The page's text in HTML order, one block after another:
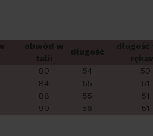
obwód w
talii
długość
80 54 50
84 55 51
88 55 51
90 56 51